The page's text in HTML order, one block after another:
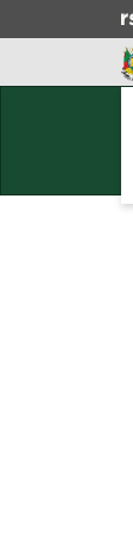
para